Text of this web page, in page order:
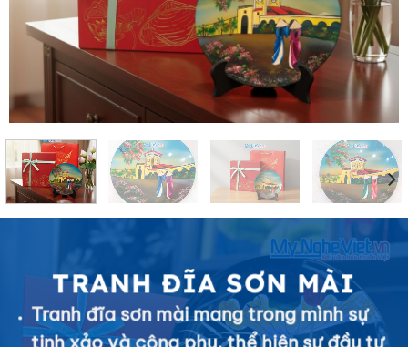
TRANH ĐĨA SƠN MÀI
Tranh đĩa sơn mài mang trong mình sự
tinh xảo và công phu, thể hiện sự đầu tư